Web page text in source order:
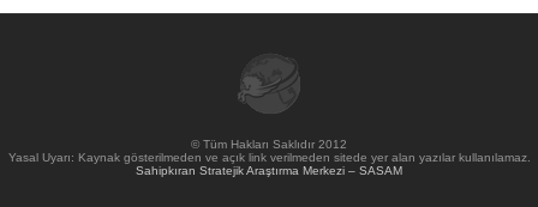
© Tüm Hakları Saklıdır 2012
Yasal Uyarı: Kaynak gösterilmeden ve açık link verilmeden sitede yer alan yazılar kullanılamaz.
Sahipkıran Stratejik Araştırma Merkezi – SASAM